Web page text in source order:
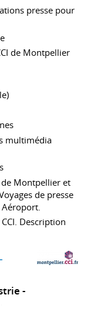
presse pour
de Montpellier
multimédia
Montpellier et
de presse
Description